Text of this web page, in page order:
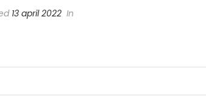
13 april 2022 In